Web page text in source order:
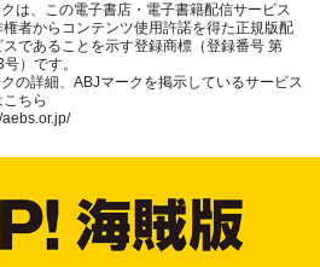
は、この電子書店・電子書籍配信サービス
権者からコンテンツ使用許諾を得た正規版配
スであることを示す登録商標（登録番号 第
）です。
の詳細、ABJマークを掲示しているサービス
ちら
aebs.or.jp/